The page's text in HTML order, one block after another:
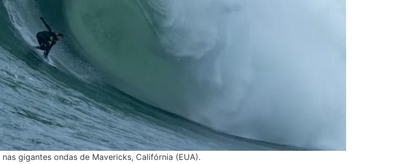
gigantes ondas de Mavericks, Califórnia (EUA).